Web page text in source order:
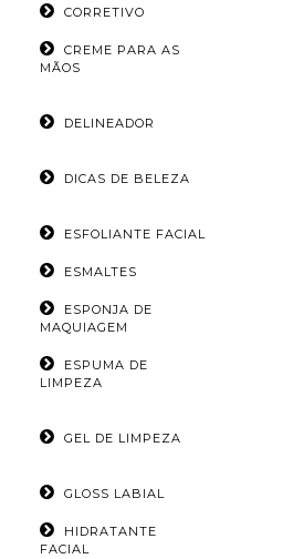
CORRETIVO
CREME PARA AS
MÃOS
DELINEADOR
DICAS DE BELEZA
ESFOLIANTE FACIAL
ESMALTES
ESPONJA DE
MAQUIAGEM
ESPUMA DE
LIMPEZA
GEL DE LIMPEZA
GLOSS LABIAL
HIDRATANTE
FACIAL